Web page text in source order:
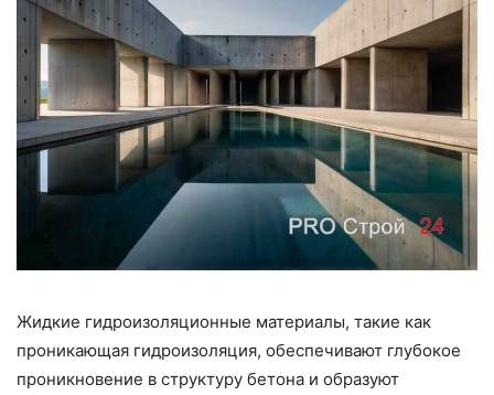
Жидкие гидроизоляционные материалы, такие как
проникающая гидроизоляция, обеспечивают глубокое
проникновение в структуру бетона и образуют